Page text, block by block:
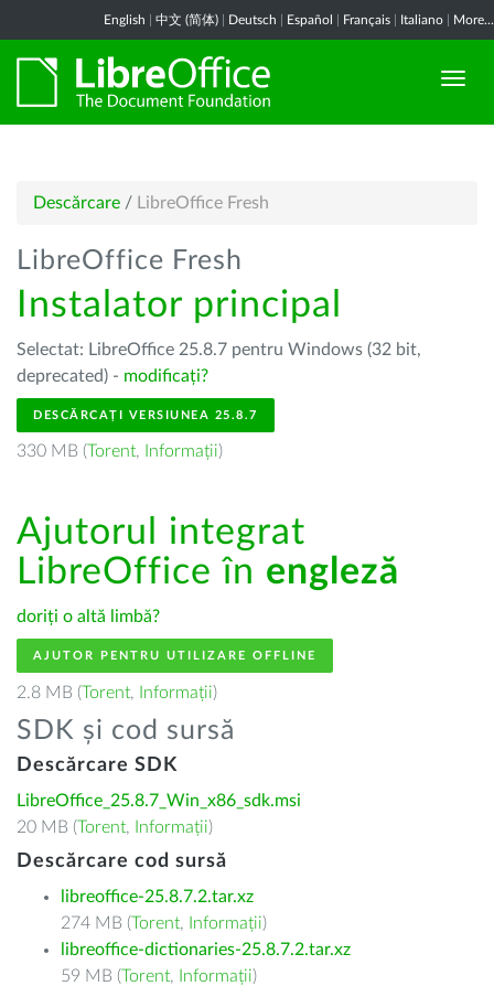
English 中文 (简体) Deutsch Español Français Italiano More...
Descărcare / LibreOffice Fresh
LibreOffice Fresh
Instalator principal
Selectat: LibreOffice 25.8.7 pentru Windows (32 bit,
deprecated) - modificați?
DESCĂRCAȚI VERSIUNEA 25.8.7
330 MB (Torent, Informații)
Ajutorul integrat
LibreOffice în engleză
doriți o altă limbă?
AJUTOR PENTRU UTILIZARE OFFLINE
2.8 MB (Torent, Informații)
SDK și cod sursă
Descărcare SDK
LibreOffice_25.8.7_Win_x86_sdk.msi
20 MB (Torent, Informații)
Descărcare cod sursă
libreoffice-25.8.7.2.tar.xz
274 MB (Torent, Informații)
libreoffice-dictionaries-25.8.7.2.tar.xz
59 MB (Torent, Informații)